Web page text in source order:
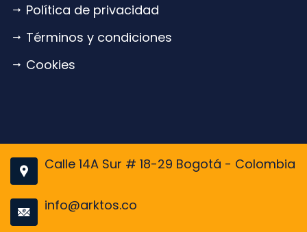
Política de privacidad
Términos y condiciones
Cookies
Calle 14A Sur # 18-29 Bogotá - Colombia
info@arktos.co